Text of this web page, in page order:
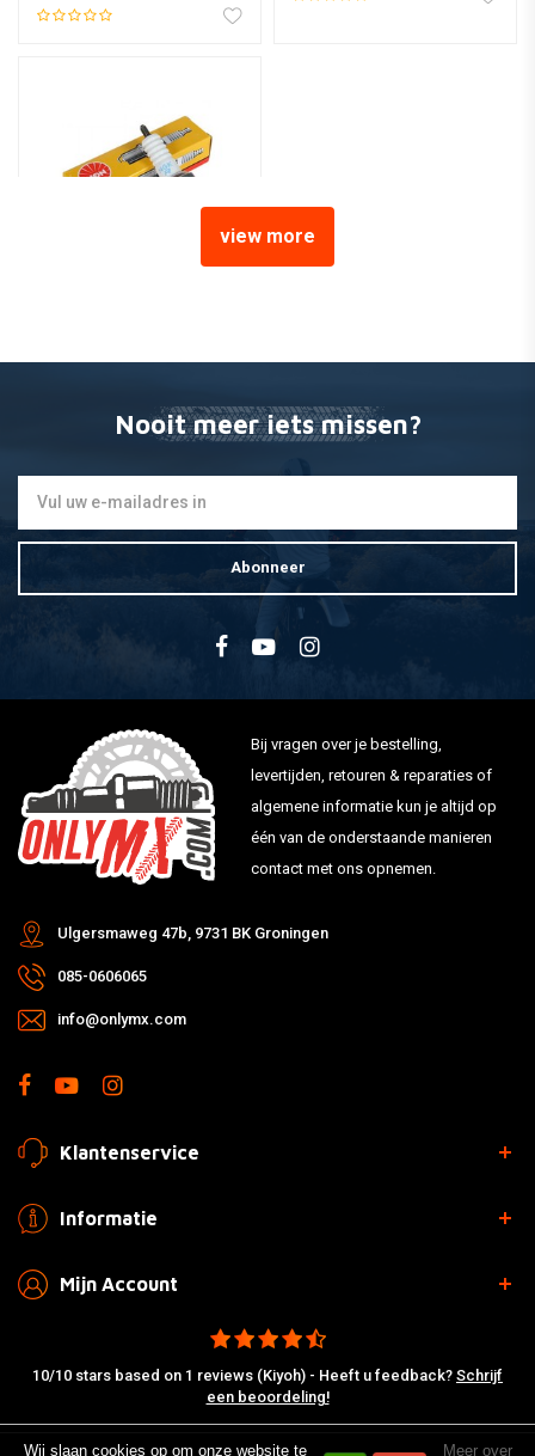
view more
Nooit meer iets missen?
Abonneer
Bij vragen over je bestelling,
levertijden, retouren & reparaties of
algemene informatie kun je altijd op
één van de onderstaande manieren
contact met ons opnemen.
Ulgersmaweg 47b, 9731 BK Groningen
085-0606065
info@onlymx.com
Klantenservice
Informatie
Mijn Account
10/10 stars based on 1 reviews (Kiyoh) - Heeft u feedback? Schrijf
een beoordeling!
Wij slaan cookies op om onze website te Meer over